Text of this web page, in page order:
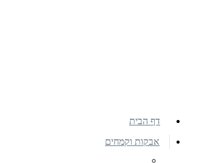
דף הבית
אבקות וקמחים